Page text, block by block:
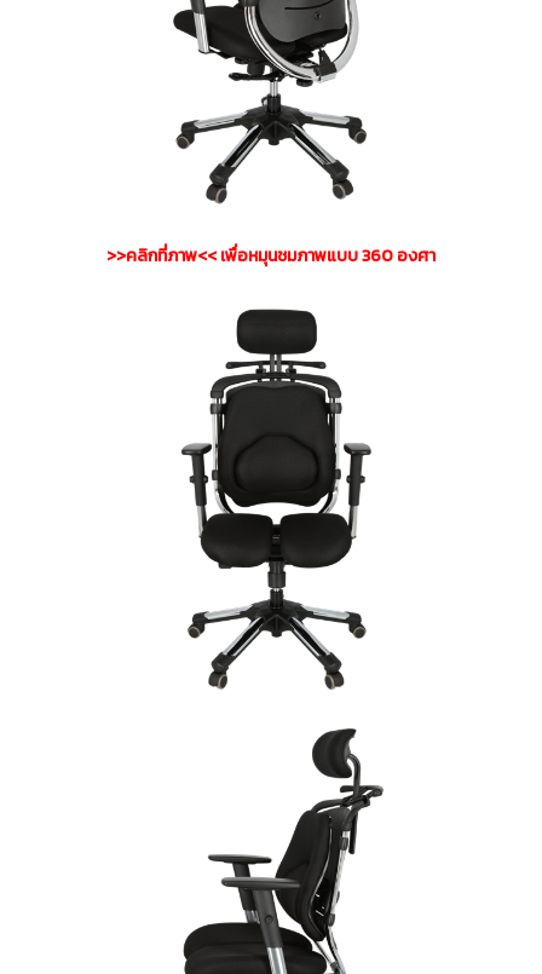
>>คลิกที่ภาพ<< เพื่อหมุนชมภาพแบบ 360 องศา